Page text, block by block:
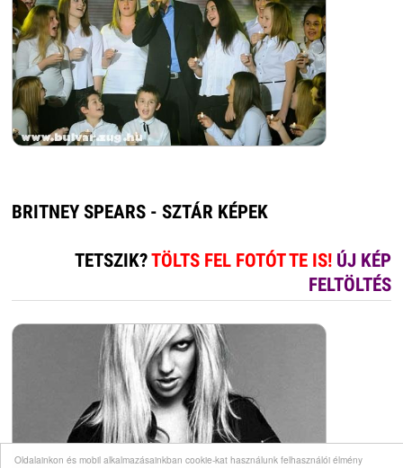
Oldalainkon és mobil alkalmazásainkban cookie-kat használunk felhasználói élmény
BRITNEY SPEARS - SZTÁR KÉPEK
TETSZIK?TÖLTS FEL FOTÓT TE IS! ÚJ KÉP
FELTÖLTÉS